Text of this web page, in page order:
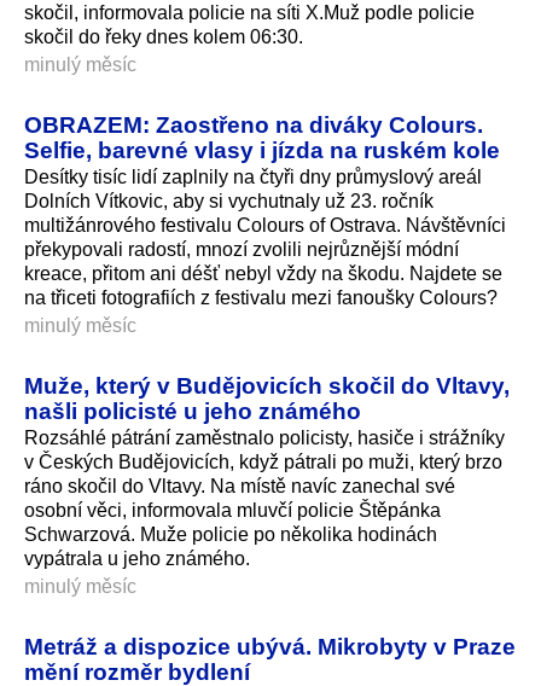
skočil, informovala policie na síti X.Muž podle policie
skočil do řeky dnes kolem 06:30.
minulý měsíc
OBRAZEM: Zaostřeno na diváky Colours.
Selfie, barevné vlasy i jízda na ruském kole
Desítky tisíc lidí zaplnily na čtyři dny průmyslový areál
Dolních Vítkovic, aby si vychutnaly už 23. ročník
multižánrového festivalu Colours of Ostrava. Návštěvníci
překypovali radostí, mnozí zvolili nejrůznější módní
kreace, přitom ani déšť nebyl vždy na škodu. Najdete se
na třiceti fotografiích z festivalu mezi fanoušky Colours?
minulý měsíc
Muže, který v Budějovicích skočil do Vltavy,
našli policisté u jeho známého
Rozsáhlé pátrání zaměstnalo policisty, hasiče i strážníky
v Českých Budějovicích, když pátrali po muži, který brzo
ráno skočil do Vltavy. Na místě navíc zanechal své
osobní věci, informovala mluvčí policie Štěpánka
Schwarzová. Muže policie po několika hodinách
vypátrala u jeho známého.
minulý měsíc
Metráž a dispozice ubývá. Mikrobyty v Praze
mění rozměr bydlení